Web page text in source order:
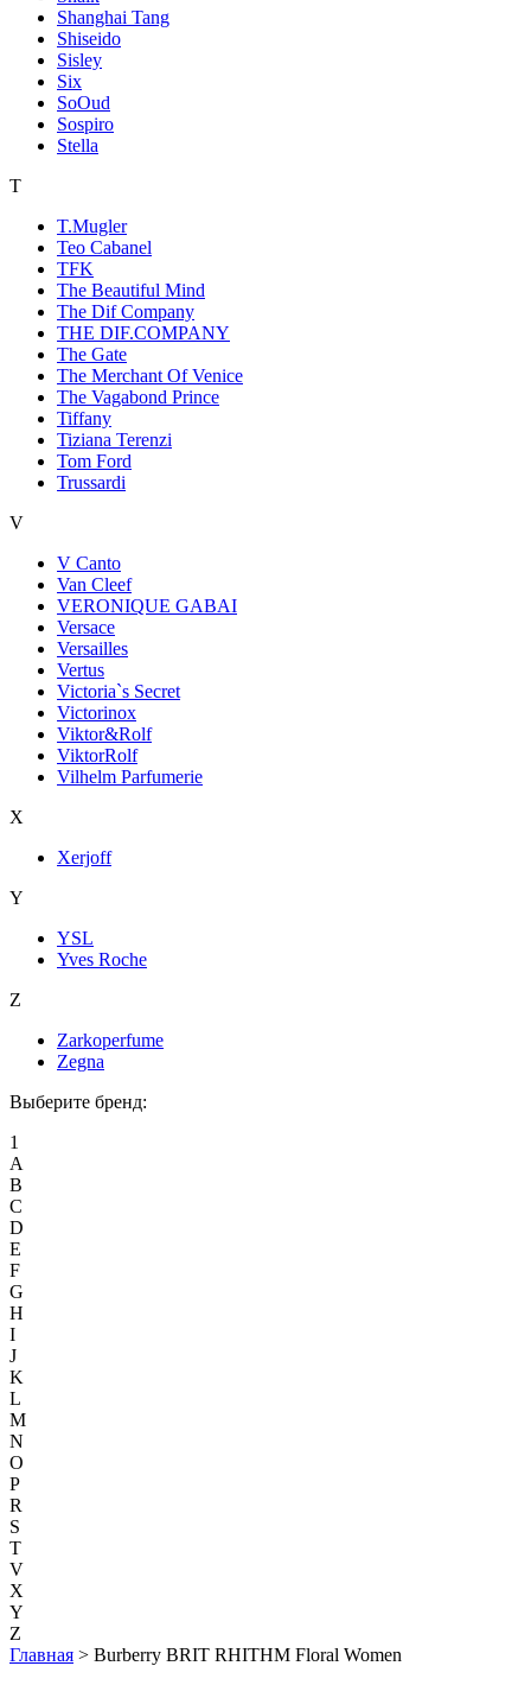
Shanghai Tang
Shiseido
Sisley
Six
SoOud
Sospiro
Stella
T
T.Mugler
Teo Cabanel
TFK
The Beautiful Mind
The Dif Company
THE DIF.COMPANY
The Gate
The Merchant Of Venice
The Vagabond Prince
Tiffany
Tiziana Terenzi
Tom Ford
Trussardi
V
V Canto
Van Cleef
VERONIQUE GABAI
Versace
Versailles
Vertus
Victoria`s Secret
Victorinox
Viktor&Rolf
ViktorRolf
Vilhelm Parfumerie
X
Xerjoff
Y
YSL
Yves Roche
Z
Zarkoperfume
Zegna
Выберите бренд:
1
A
B
C
D
E
F
G
H
I
J
K
L
M
N
O
P
R
S
T
V
X
Y
Z
Главная > Burberry BRIT RHITHM Floral Women